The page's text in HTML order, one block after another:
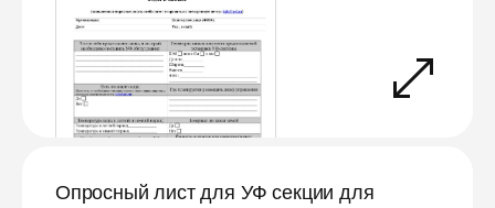
Опросный лист для УФ секции для